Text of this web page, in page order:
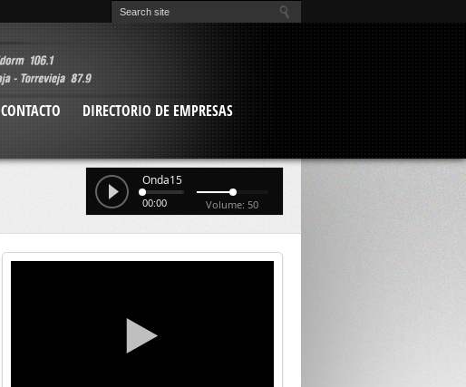
CONTACTO
DIRECTORIO DE EMPRESAS
Onda15
00:00 Volume: 50